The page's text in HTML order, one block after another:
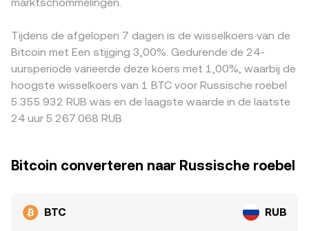
Tijdens de afgelopen 7 dagen is de wisselkoers van de
Bitcoin met Een stijging 3,00%. Gedurende de 24-
uursperiode varieerde deze koers met 1,00%, waarbij de
hoogste wisselkoers van 1 BTC voor Russische roebel
5.355.932 RUB was en de laagste waarde in de laatste
24 uur 5.267.068 RUB.
Bitcoin converteren naar Russische roebel
BTC RUB